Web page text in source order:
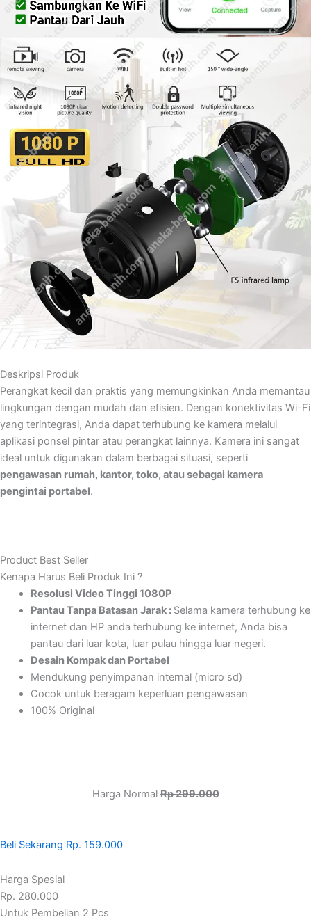
Deskripsi Produk
Perangkat kecil dan praktis yang memungkinkan Anda memantau
lingkungan dengan mudah dan efisien. Dengan konektivitas Wi-Fi
yang terintegrasi, Anda dapat terhubung ke kamera melalui
aplikasi ponsel pintar atau perangkat lainnya. Kamera ini sangat
ideal untuk digunakan dalam berbagai situasi, seperti
pengawasan rumah, kantor, toko, atau sebagai kamera
pengintai portabel.
Product Best Seller
Kenapa Harus Beli Produk Ini ?
Resolusi Video Tinggi 1080P
Pantau Tanpa Batasan Jarak : Selama kamera terhubung ke
internet dan HP anda terhubung ke internet, Anda bisa
pantau dari luar kota, luar pulau hingga luar negeri.
Desain Kompak dan Portabel
Mendukung penyimpanan internal (micro sd)
Cocok untuk beragam keperluan pengawasan
100% Original
Harga NormalRp 299.000
Beli Sekarang Rp. 159.000
Harga Spesial
Rp. 280.000
Untuk Pembelian 2 Pcs